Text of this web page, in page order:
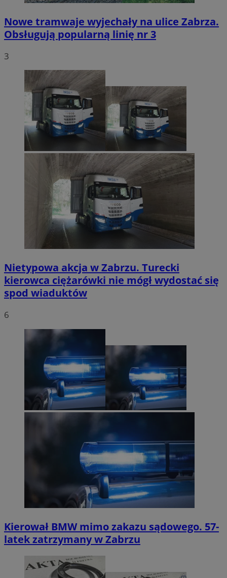
Nowe tramwaje wyjechały na ulice Zabrza.
Obsługują popularną linię nr 3
3
Nietypowa akcja w Zabrzu. Turecki
kierowca ciężarówki nie mógł wydostać się
spod wiaduktów
6
Kierował BMW mimo zakazu sądowego. 57-
latek zatrzymany w Zabrzu